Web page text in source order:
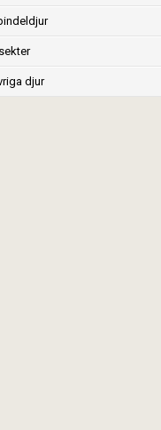
djur